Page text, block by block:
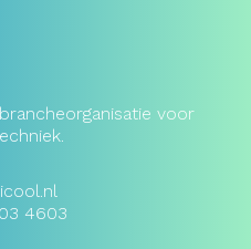
voor
4603